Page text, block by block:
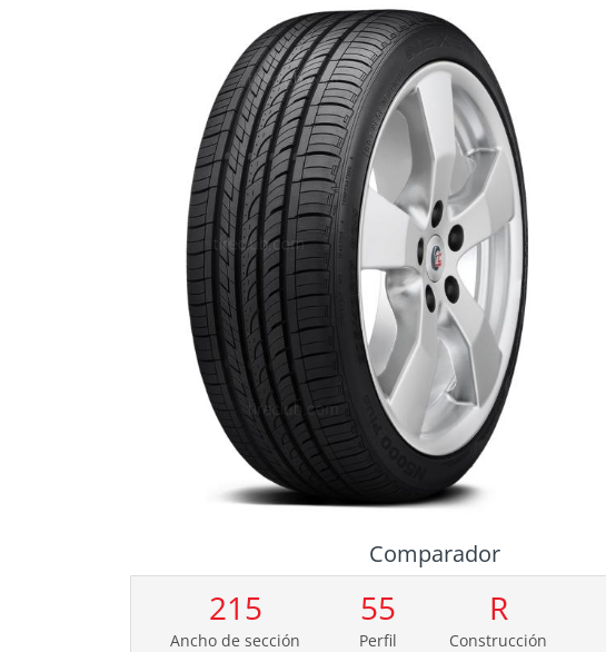
Comparador
215
Ancho de sección
55
Perfil
R
Construcción